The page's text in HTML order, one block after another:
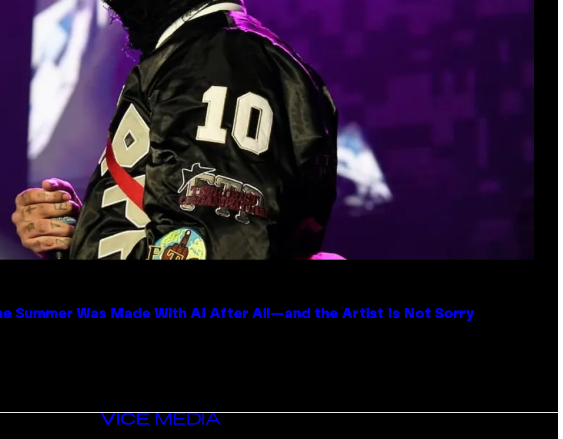
Summer Was Made With AI After All—and the Artist Is Not Sorry
VICE